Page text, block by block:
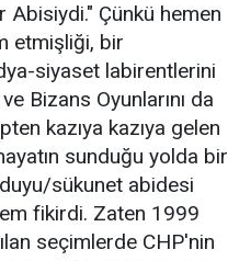
Abisiydi." Çünkü hemen
etmişliği, bir
siyaset labirentlerini
Bizans Oyunlarını da
kazıya kazıya gelen
sunduğu yolda bir
sükunet abidesi
fikirdi. Zaten 1999
seçimlerde CHP'nin